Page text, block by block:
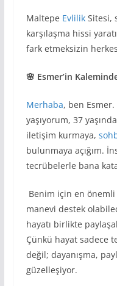
Maltepe EvlilikSitesi,
karşılaşma hissi
fark etmeksizin
🌸 Esmer’in
Merhaba, ben
yaşıyorum, 37
iletişim kurmaya,
bulunmaya açığım.
tecrübelerle bana
Benim için en
manevi destek
hayatı birlikte
Çünkü hayat sadece
değil; dayanışma,
güzelleşiyor.